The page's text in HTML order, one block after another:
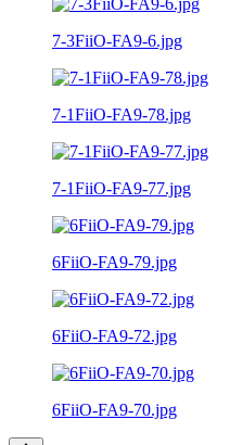
7-3FiiO-FA9-6.jpg
7-1FiiO-FA9-78.jpg
7-1FiiO-FA9-77.jpg
6FiiO-FA9-79.jpg
6FiiO-FA9-72.jpg
6FiiO-FA9-70.jpg